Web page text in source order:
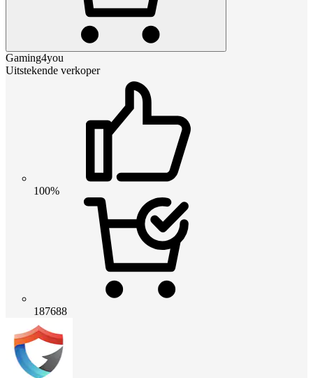
Gaming4you
Uitstekende verkoper
100%
187688